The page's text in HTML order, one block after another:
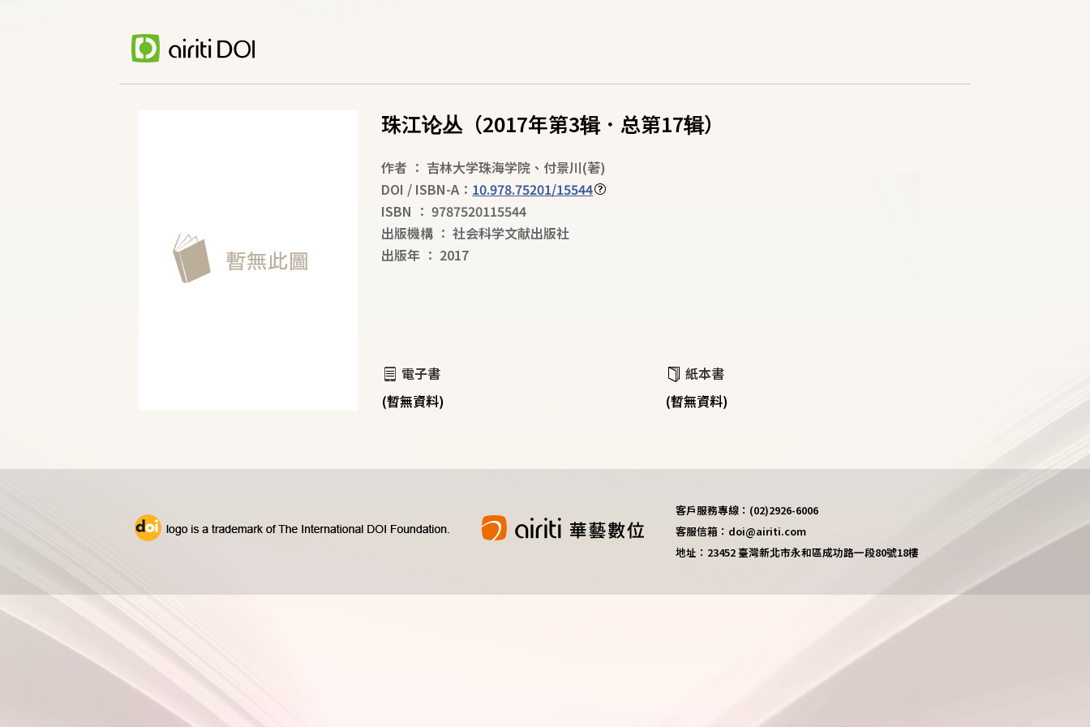
珠江论丛（2017年第3辑．总第17辑）
作者 ： 吉林大学珠海学院 、 付景川(著)
DOI / ISBN-A： 10.978.75201/15544
ISBN ： 9787520115544
出版機構 ： 社会科学文献出版社
出版年 ： 2017
電子書
(暫無資料)
紙本書
(暫無資料)
客戶服務專線：(02)2926-6006
客服信箱：doi@airiti.com
地址：23452 臺灣新北市永和區成功路一段80號18樓